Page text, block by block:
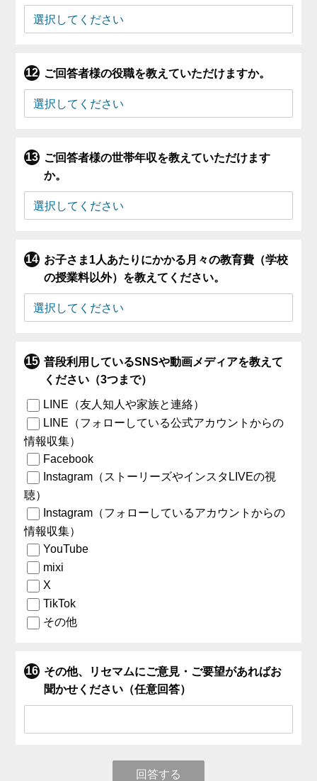
ご回答者様の役職を教えていただけますか。
ご回答者様の世帯年収を教えていただけます
か。
お子さま1人あたりにかかる月々の教育費（学校
の授業料以外）を教えてください。
普段利用しているSNSや動画メディアを教えて
ください（3つまで）
LINE（友人知人や家族と連絡）
LINE（フォローしている公式アカウントからの
情報収集）
Facebook
Instagram（ストーリーズやインスタLIVEの視
聴）
Instagram（フォローしているアカウントからの
情報収集）
YouTube
mixi
X
TikTok
その他
その他、リセマムにご意見・ご要望があればお
聞かせください（任意回答）
回答する